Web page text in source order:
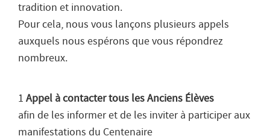
tradition et innovation.
Pour cela, nous vous lançons plusieurs appels
auxquels nous espérons que vous répondrez
nombreux.
1 Appel à contacter tous les Anciens Élèves
afin de les informer et de les inviter à participer aux
manifestations du Centenaire